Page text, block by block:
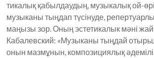
тикалық қабылдаудың, музыкалық ой-
музыканы тыңдап түсінуде,
маңызы зор. Оның эстетикалык мәні
Кабалевский: «Музыканы тыңдай
онын мазмұнын, композициялық